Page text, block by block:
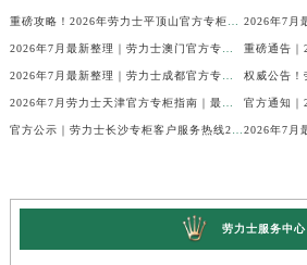
重磅攻略！2026年劳力士平顶山官方专柜服务热线公示，7月最新核验信息
2026年7月最新整理｜劳力士澳门官方专柜服务热线+客户咨询攻略
2026年7月最新整理｜劳力士成都官方专柜服务热线及客户指南
2026年7月劳力士天津官方专柜指南｜最新门店详情+专属客服热线，建议立即收藏
官方公示｜劳力士长沙专柜客户服务热线2026年7月最新全攻略
劳力士服务中心